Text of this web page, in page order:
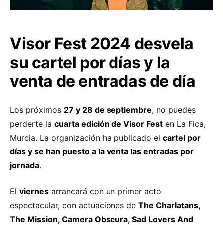
Visor Fest 2024 desvela
su cartel por días y la
venta de entradas de día
Los próximos 27 y 28 de septiembre, no puedes
perderte la cuarta edición de Visor Fest en La Fica,
Murcia. La organización ha publicado el cartel por
días y se han puesto a la venta las entradas por
jornada.
El viernes arrancará con un primer acto
espectacular, con actuaciones de The Charlatans,
The Mission, Camera Obscura, Sad Lovers And